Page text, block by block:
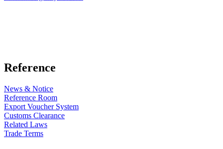
Reference
News & Notice
Reference Room
Export Voucher System
Customs Clearance
Related Laws
Trade Terms